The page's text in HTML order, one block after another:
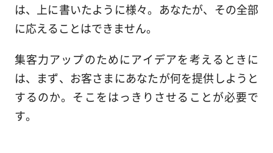
は、上に書いたように様々。あなたが、その全部
に応えることはできません。
集客力アップのためにアイデアを考えるときに
は、まず、お客さまにあなたが何を提供しようと
するのか。そこをはっきりさせることが必要で
す。